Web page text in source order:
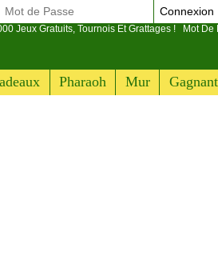
Pharaoh Mur
Connexion
Jeux Gratuits, Tournois Et Grattages ! Mot De